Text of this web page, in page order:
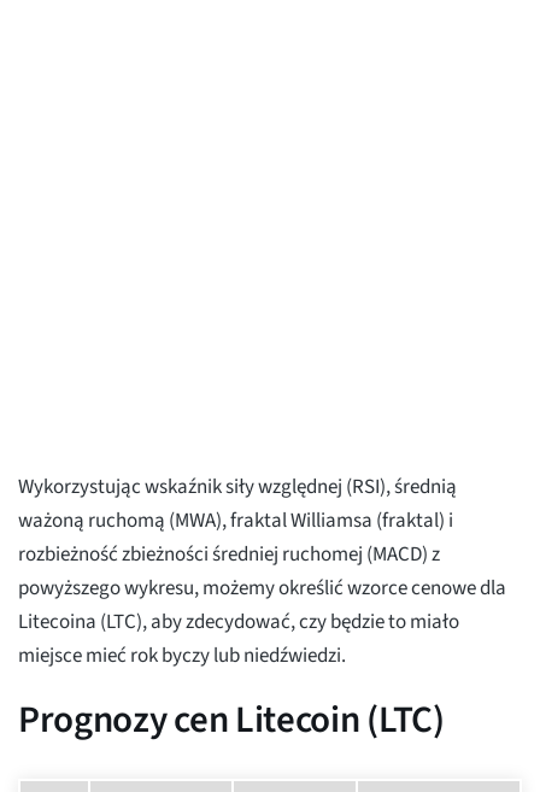
Wykorzystując wskaźnik siły względnej (RSI), średnią
ważoną ruchomą (MWA), fraktal Williamsa (fraktal) i
rozbieżność zbieżności średniej ruchomej (MACD) z
powyższego wykresu, możemy określić wzorce cenowe dla
Litecoina (LTC), aby zdecydować, czy będzie to miało
miejsce mieć rok byczy lub niedźwiedzi.
Prognozy cen Litecoin (LTC)